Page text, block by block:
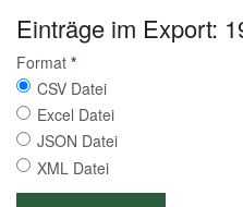
Einträge im Export:
Format *
CSV Datei
Excel Datei
JSON Datei
XML Datei